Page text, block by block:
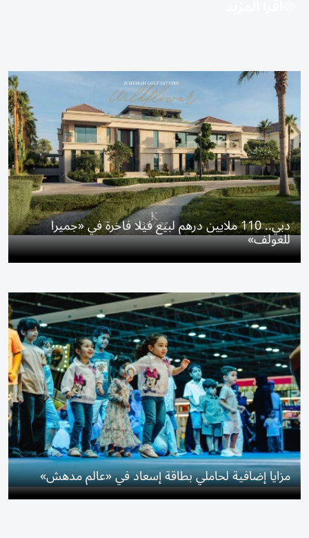
دبي.. 110 ملايين درهم لبيع فيلا فاخرة في «جميرا
للغولف»
مزايا إضافية لحاملي بطاقة إسعاد في «عالم مدهش»